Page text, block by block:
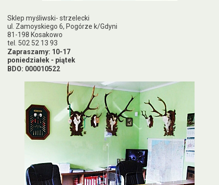
Sklep myśliwski- strzelecki
ul. Zamoyskiego 6, Pogórze k/Gdyni
81-198 Kosakowo
tel. 502 52 13 93
Zapraszamy: 10-17
poniedziałek - piątek
BDO: 000010522